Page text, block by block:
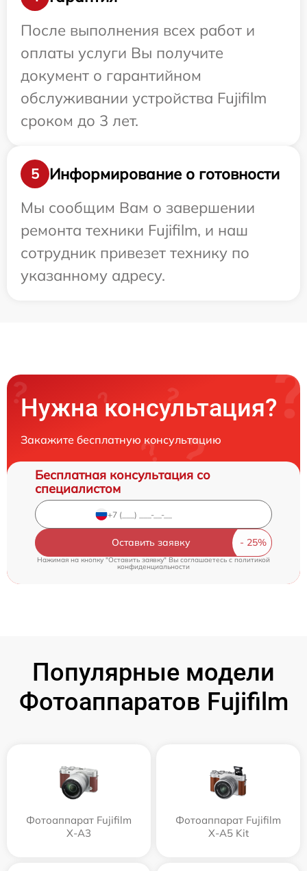
После выполнения всех работ и
оплаты услуги Вы получите
документ о гарантийном
обслуживании устройства Fujifilm
сроком до 3 лет.
5
Информирование о готовности
Мы сообщим Вам о завершении
ремонта техники Fujifilm, и наш
сотрудник привезет технику по
указанному адресу.
Нужна консультация?
Закажите бесплатную консультацию
Бесплатная консультация со
специалистом
Оставить заявку
Нажимая на кнопку "Оставить заявку" Вы соглашаетесь c политикой
конфиденциальности
Популярные модели
Фотоаппаратов Fujifilm
Фотоаппарат Fujifilm
X-A3
Фотоаппарат Fujifilm
X-A5 Kit